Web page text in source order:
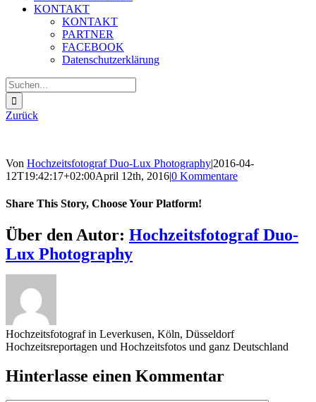
KONTAKT
KONTAKT
PARTNER
FACEBOOK
Datenschutzerklärung
Suche
nach:
Zurück
Von Hochzeitsfotograf Duo-Lux Photography|2016-04-
12T19:42:17+02:00April 12th, 2016|0 Kommentare
Share This Story, Choose Your Platform!
Sharing_facebook
Sharing_twitter
Sharing_reddit
Über den Autor: Hochzeitsfotograf Duo-
Lux Photography
Hochzeitsfotograf in Leverkusen, Köln, Düsseldorf
Hochzeitsreportagen und Hochzeitsfotos und ganz Deutschland
Hinterlasse einen Kommentar